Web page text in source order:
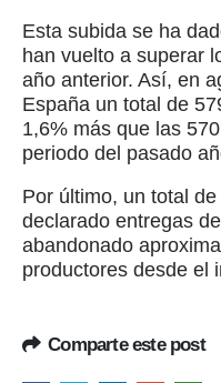
Esta subida se ha
han vuelto a superar
año anterior. Así, en
España un total de
1,6% más que las
periodo del pasado
Por último, un total
declarado entregas
abandonado
productores desde el
Comparte este post